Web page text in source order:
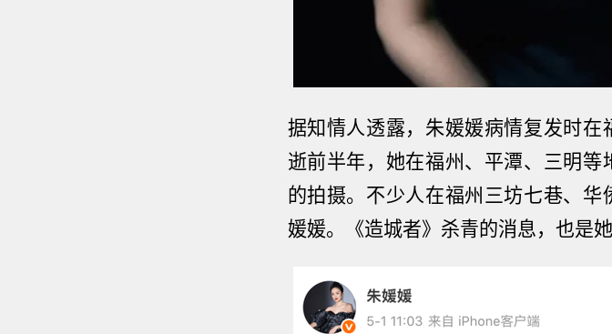
据知情人透露，朱媛媛病情复发时
逝前半年，她在福州、平潭、三明等
的拍摄。不少人在福州三坊七巷、
媛媛。
《造城者》杀青的消息，也是